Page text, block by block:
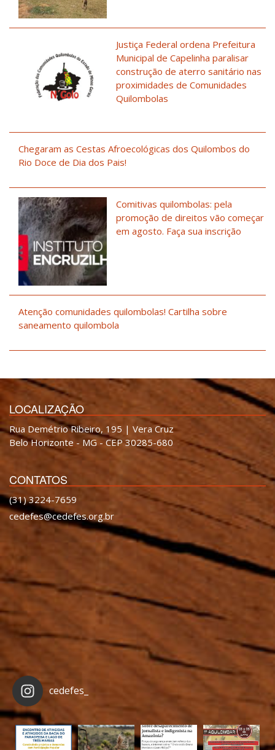
Justiça Federal ordena Prefeitura
Municipal de Capelinha paralisar
construção de aterro sanitário nas
proximidades de Comunidades
Quilombolas
Chegaram as Cestas Afroecológicas dos Quilombos do
Rio Doce de Dia dos Pais!
Comitivas quilombolas: pela
promoção de direitos vão começar
em agosto. Faça sua inscrição
Atenção comunidades quilombolas! Cartilha sobre
saneamento quilombola
LOCALIZAÇÃO
Rua Demétrio Ribeiro, 195 | Vera Cruz
Belo Horizonte - MG - CEP 30285-680
CONTATOS
(31) 3224-7659
cedefes@cedefes.org.br
cedefes_